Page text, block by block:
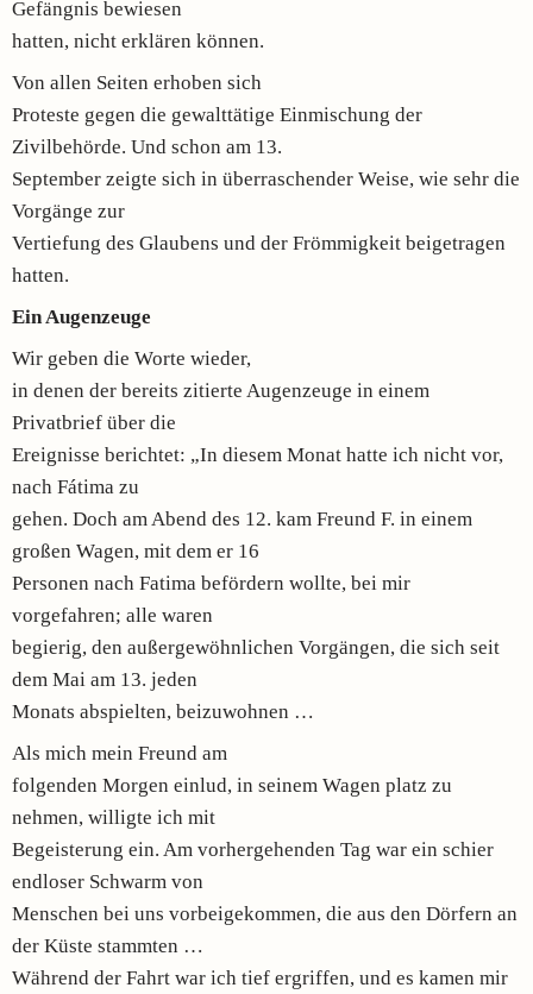
Gefängnis bewiesen
hatten, nicht erklären können.
Von allen Seiten erhoben sich
Proteste gegen die gewalttätige Einmischung der
Zivilbehörde. Und schon am 13.
September zeigte sich in überraschender Weise, wie sehr die
Vorgänge zur
Vertiefung des Glaubens und der Frömmigkeit beigetragen
hatten.
Ein Augenzeuge
Wir geben die Worte wieder,
in denen der bereits zitierte Augenzeuge in einem
Privatbrief über die
Ereignisse berichtet: „In diesem Monat hatte ich nicht vor,
nach Fátima zu
gehen. Doch am Abend des 12. kam Freund F. in einem
großen Wagen, mit dem er 16
Personen nach Fatima befördern wollte, bei mir
vorgefahren; alle waren
begierig, den außergewöhnlichen Vorgängen, die sich seit
dem Mai am 13. jeden
Monats abspielten, beizuwohnen …
Als mich mein Freund am
folgenden Morgen einlud, in seinem Wagen platz zu
nehmen, willigte ich mit
Begeisterung ein. Am vorhergehenden Tag war ein schier
endloser Schwarm von
Menschen bei uns vorbeigekommen, die aus den Dörfern an
der Küste stammten …
Während der Fahrt war ich tief ergriffen, und es kamen mir